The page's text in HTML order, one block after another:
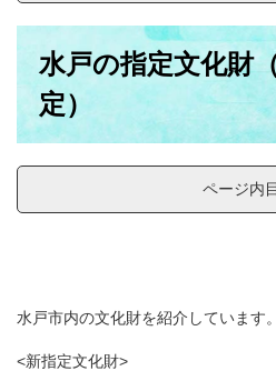
水戸の指定文化財
定）
ページ内
水戸市内の文化財を紹介しています。
<新指定文化財>